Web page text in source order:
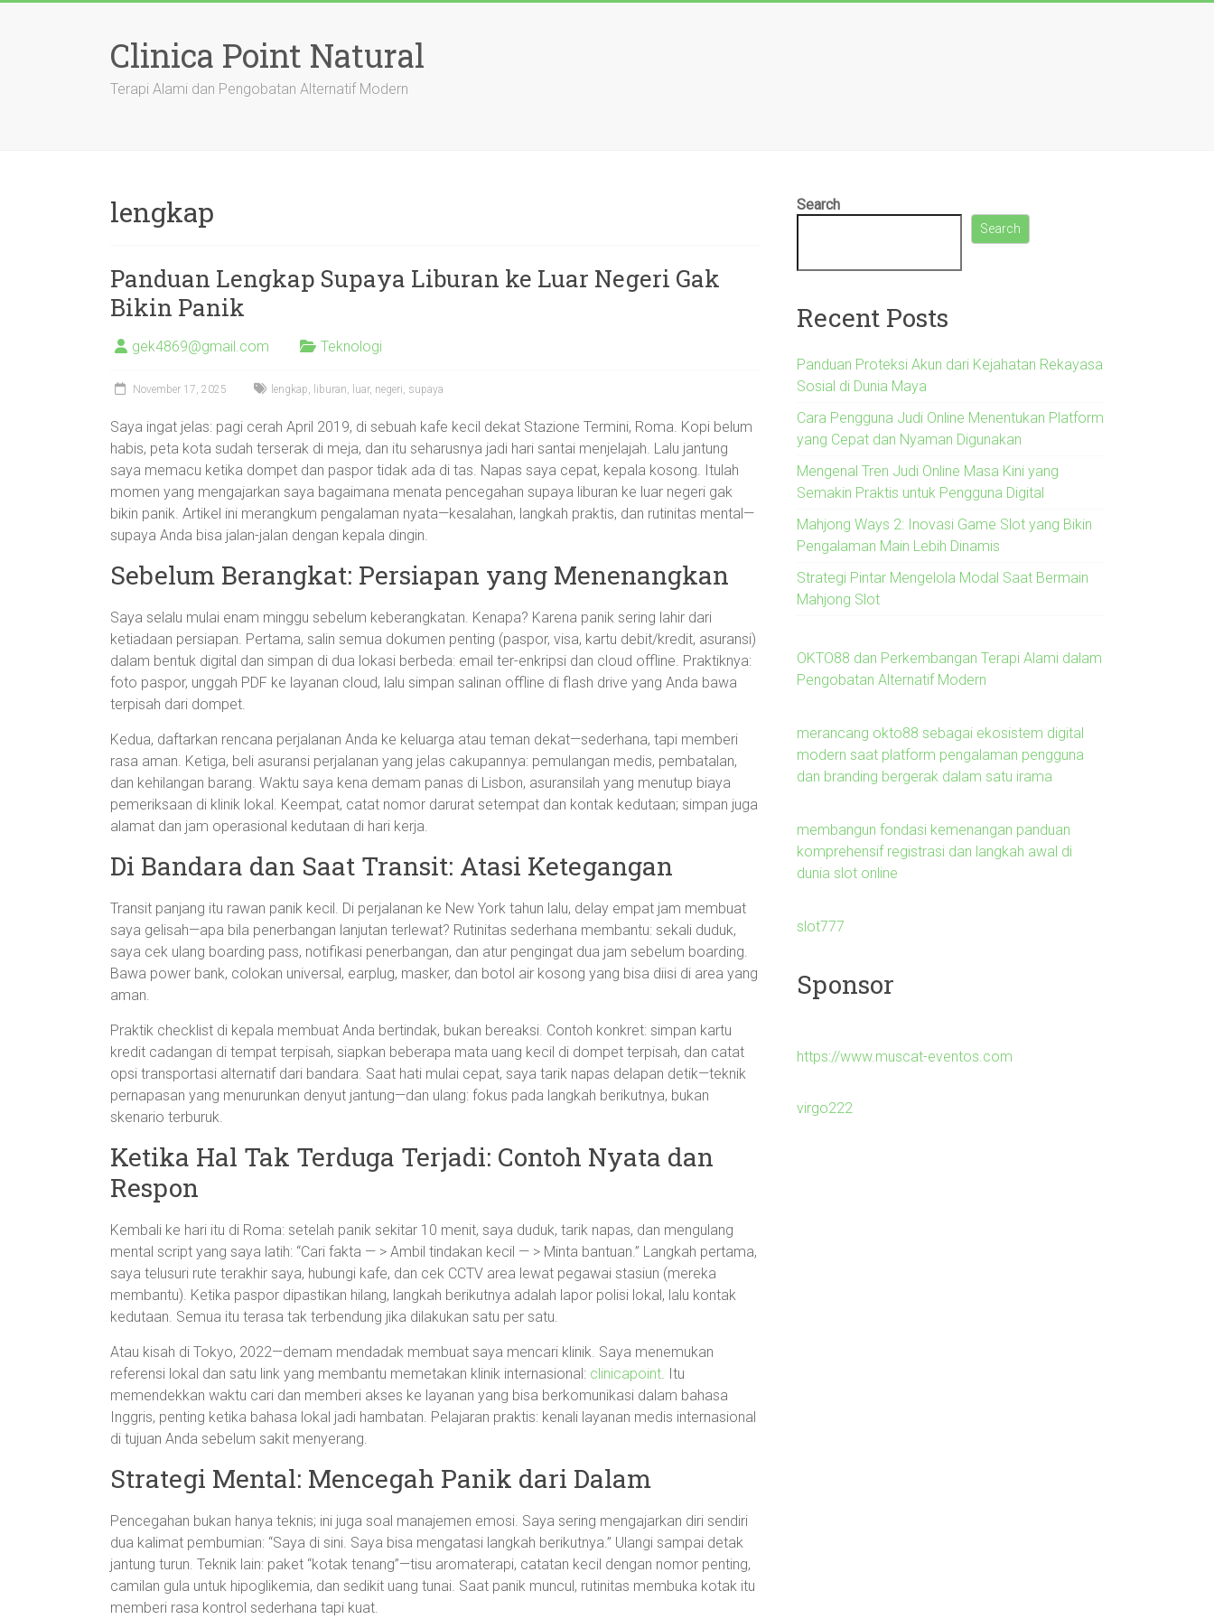
Clinica Point Natural
Terapi Alami dan Pengobatan Alternatif Modern
lengkap
Panduan Lengkap Supaya Liburan ke Luar Negeri Gak
Bikin Panik
gek4869@gmail.com Teknologi
November 17, 2025 lengkap, liburan, luar, negeri, supaya
Saya ingat jelas: pagi cerah April 2019, di sebuah kafe kecil dekat Stazione Termini, Roma. Kopi belum
habis, peta kota sudah terserak di meja, dan itu seharusnya jadi hari santai menjelajah. Lalu jantung
saya memacu ketika dompet dan paspor tidak ada di tas. Napas saya cepat, kepala kosong. Itulah
momen yang mengajarkan saya bagaimana menata pencegahan supaya liburan ke luar negeri gak
bikin panik. Artikel ini merangkum pengalaman nyata—kesalahan, langkah praktis, dan rutinitas mental—
supaya Anda bisa jalan-jalan dengan kepala dingin.
Sebelum Berangkat: Persiapan yang Menenangkan
Saya selalu mulai enam minggu sebelum keberangkatan. Kenapa? Karena panik sering lahir dari
ketiadaan persiapan. Pertama, salin semua dokumen penting (paspor, visa, kartu debit/kredit, asuransi)
dalam bentuk digital dan simpan di dua lokasi berbeda: email ter-enkripsi dan cloud offline. Praktiknya:
foto paspor, unggah PDF ke layanan cloud, lalu simpan salinan offline di flash drive yang Anda bawa
terpisah dari dompet.
Kedua, daftarkan rencana perjalanan Anda ke keluarga atau teman dekat—sederhana, tapi memberi
rasa aman. Ketiga, beli asuransi perjalanan yang jelas cakupannya: pemulangan medis, pembatalan,
dan kehilangan barang. Waktu saya kena demam panas di Lisbon, asuransilah yang menutup biaya
pemeriksaan di klinik lokal. Keempat, catat nomor darurat setempat dan kontak kedutaan; simpan juga
alamat dan jam operasional kedutaan di hari kerja.
Di Bandara dan Saat Transit: Atasi Ketegangan
Transit panjang itu rawan panik kecil. Di perjalanan ke New York tahun lalu, delay empat jam membuat
saya gelisah—apa bila penerbangan lanjutan terlewat? Rutinitas sederhana membantu: sekali duduk,
saya cek ulang boarding pass, notifikasi penerbangan, dan atur pengingat dua jam sebelum boarding.
Bawa power bank, colokan universal, earplug, masker, dan botol air kosong yang bisa diisi di area yang
aman.
Praktik checklist di kepala membuat Anda bertindak, bukan bereaksi. Contoh konkret: simpan kartu
kredit cadangan di tempat terpisah, siapkan beberapa mata uang kecil di dompet terpisah, dan catat
opsi transportasi alternatif dari bandara. Saat hati mulai cepat, saya tarik napas delapan detik—teknik
pernapasan yang menurunkan denyut jantung—dan ulang: fokus pada langkah berikutnya, bukan
skenario terburuk.
Ketika Hal Tak Terduga Terjadi: Contoh Nyata dan
Respon
Kembali ke hari itu di Roma: setelah panik sekitar 10 menit, saya duduk, tarik napas, dan mengulang
mental script yang saya latih: “Cari fakta — > Ambil tindakan kecil — > Minta bantuan.” Langkah pertama,
saya telusuri rute terakhir saya, hubungi kafe, dan cek CCTV area lewat pegawai stasiun (mereka
membantu). Ketika paspor dipastikan hilang, langkah berikutnya adalah lapor polisi lokal, lalu kontak
kedutaan. Semua itu terasa tak terbendung jika dilakukan satu per satu.
Atau kisah di Tokyo, 2022—demam mendadak membuat saya mencari klinik. Saya menemukan
referensi lokal dan satu link yang membantu memetakan klinik internasional: clinicapoint. Itu
memendekkan waktu cari dan memberi akses ke layanan yang bisa berkomunikasi dalam bahasa
Inggris, penting ketika bahasa lokal jadi hambatan. Pelajaran praktis: kenali layanan medis internasional
di tujuan Anda sebelum sakit menyerang.
Strategi Mental: Mencegah Panik dari Dalam
Pencegahan bukan hanya teknis; ini juga soal manajemen emosi. Saya sering mengajarkan diri sendiri
dua kalimat pembumian: “Saya di sini. Saya bisa mengatasi langkah berikutnya.” Ulangi sampai detak
jantung turun. Teknik lain: paket “kotak tenang”—tisu aromaterapi, catatan kecil dengan nomor penting,
camilan gula untuk hipoglikemia, dan sedikit uang tunai. Saat panik muncul, rutinitas membuka kotak itu
memberi rasa kontrol sederhana tapi kuat.
Search
Search
Recent Posts
Panduan Proteksi Akun dari Kejahatan Rekayasa
Sosial di Dunia Maya
Cara Pengguna Judi Online Menentukan Platform
yang Cepat dan Nyaman Digunakan
Mengenal Tren Judi Online Masa Kini yang
Semakin Praktis untuk Pengguna Digital
Mahjong Ways 2: Inovasi Game Slot yang Bikin
Pengalaman Main Lebih Dinamis
Strategi Pintar Mengelola Modal Saat Bermain
Mahjong Slot
OKTO88 dan Perkembangan Terapi Alami dalam
Pengobatan Alternatif Modern
merancang okto88 sebagai ekosistem digital
modern saat platform pengalaman pengguna
dan branding bergerak dalam satu irama
membangun fondasi kemenangan panduan
komprehensif registrasi dan langkah awal di
dunia slot online
slot777
Sponsor
https://www.muscat-eventos.com
virgo222